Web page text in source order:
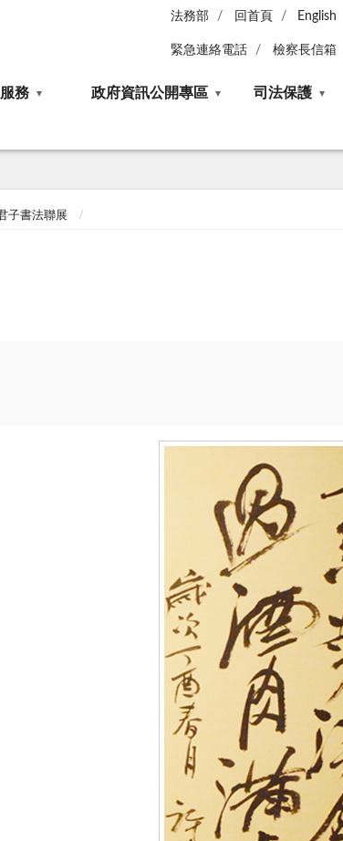
法務部 回首頁 English
緊急連絡電話 檢察長信箱
務 政府資訊公開專區 司法保護
子書法聯展